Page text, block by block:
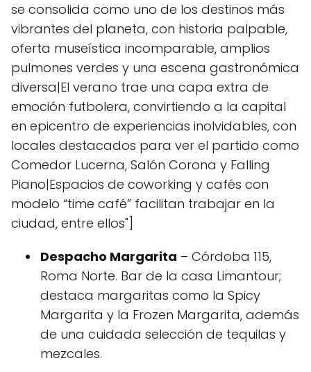
se consolida como uno de los destinos más
vibrantes del planeta, con historia palpable,
oferta museística incomparable, amplios
pulmones verdes y una escena gastronómica
diversa|El verano trae una capa extra de
emoción futbolera, convirtiendo a la capital
en epicentro de experiencias inolvidables, con
locales destacados para ver el partido como
Comedor Lucerna, Salón Corona y Falling
Piano|Espacios de coworking y cafés con
modelo “time café” facilitan trabajar en la
ciudad, entre ellos"]
Despacho Margarita – Córdoba 115,
Roma Norte. Bar de la casa Limantour;
destaca margaritas como la Spicy
Margarita y la Frozen Margarita, además
de una cuidada selección de tequilas y
mezcales.